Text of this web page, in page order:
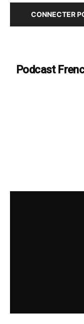
CONNECTER
Podcast